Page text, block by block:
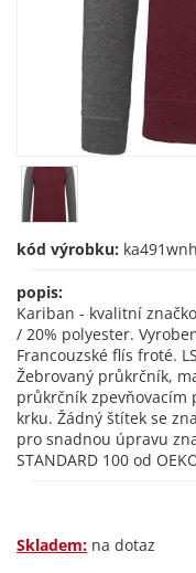
kód výrobku:
popis:
Kariban - kvalitní
/ 20% polyester.
Francouzské flís froté.
Žebrovaný průkrčník,
průkrčník zpevňovacím
krku. Žádný štítek se
pro snadnou úpravu
STANDARD 100 od
Skladem: na dotaz